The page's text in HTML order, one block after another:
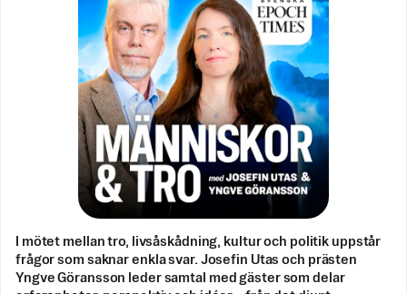
I mötet mellan tro, livsåskådning, kultur och politik uppstår
frågor som saknar enkla svar. Josefin Utas och prästen
Yngve Göransson leder samtal med gäster som delar